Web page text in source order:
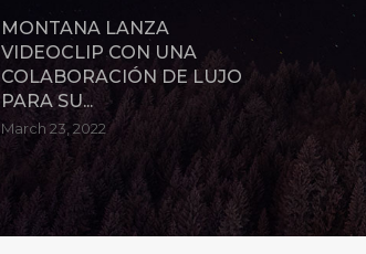
MONTANA LANZA
VIDEOCLIP CON UNA
COLABORACIÓN DE LUJO
PARA SU...
March 23, 2022